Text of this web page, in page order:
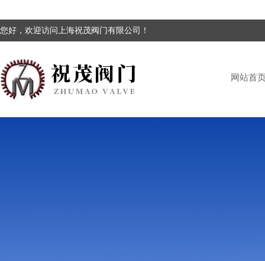
您好，欢迎访问上海祝茂阀门有限公司！
网站首